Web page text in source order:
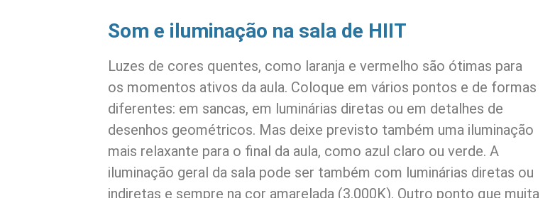
Som e iluminação na sala de HIIT
Luzes de cores quentes, como laranja e vermelho são ótimas para
os momentos ativos da aula. Coloque em vários pontos e de formas
diferentes: em sancas, em luminárias diretas ou em detalhes de
desenhos geométricos. Mas deixe previsto também uma iluminação
mais relaxante para o final da aula, como azul claro ou verde. A
iluminação geral da sala pode ser também com luminárias diretas ou
indiretas e sempre na cor amarelada (3.000K). Outro ponto que muita